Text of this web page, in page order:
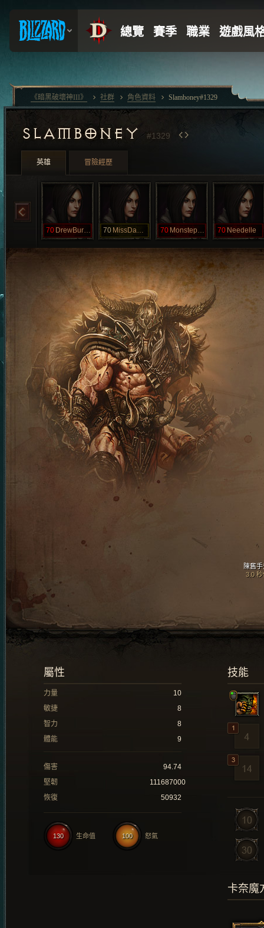
SLAMBONEY #1329
英雄 冒險經歷
70 DrewBuryMore 70 MissDaMeana 70 Monstephanie 70 Needelle
陳舊
3.0 秒
技能
屬性
力量
10
敏捷
8
智力
8
體能
9
傷害
94.74
堅韌
111687000
恢復
50932
100 怒氣
130 生命值
卡奈魔
《暗黑破壞神III》 社群 角色資料 Slamboney#1329